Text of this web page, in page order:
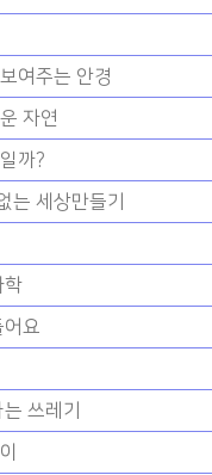
여주는 안경
자연
까?
는 세상만들기
학
어요
쓰레기